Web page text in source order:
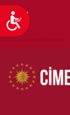
Ulaşılabilirlik
PUANTAJ